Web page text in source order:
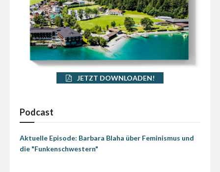
JETZT DOWNLOADEN!
Podcast
Aktuelle Episode: Barbara Blaha über Feminismus und
die "Funkenschwestern"